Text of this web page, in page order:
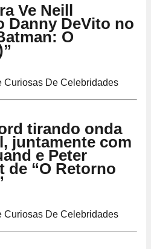
Ve Neill
Danny DeVito no
O
tirando onda
juntamente com
e Peter
de “O Retorno